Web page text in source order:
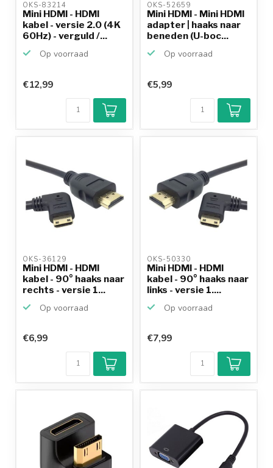
OKS-83214
Mini HDMI - HDMI
kabel - versie 2.0 (4K
60Hz) - verguld /...
Op voorraad
€12,99
OKS-52659
Mini HDMI - Mini HDMI
adapter | haaks naar
beneden (U-boc...
Op voorraad
€5,99
OKS-36129
Mini HDMI - HDMI
kabel - 90° haaks naar
rechts - versie 1...
Op voorraad
€6,99
OKS-50330
Mini HDMI - HDMI
kabel - 90° haaks naar
links - versie 1....
Op voorraad
€7,99